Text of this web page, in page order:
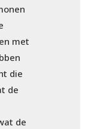
met
die
de
de